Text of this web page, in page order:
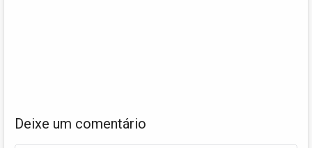
Deixe um comentário